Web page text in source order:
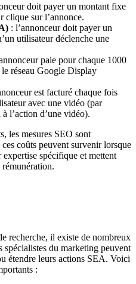
doit payer un montant fixe
clique sur l’annonce.
: l’annonceur doit payer un
utilisateur déclenche une
paie pour chaque 1000
réseau Google Display
est facturé chaque fois
avec une vidéo (par
l’action d’une vidéo).
les mesures SEO sont
coûts peuvent survenir lorsque
spécifique et mettent
recherche, il existe de nombreux
spécialistes du marketing peuvent
étendre leurs actions SEA. Voici
: